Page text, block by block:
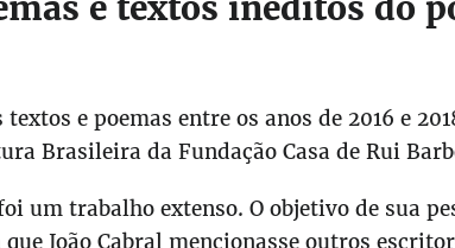
e poemas entre os anos de 2016 e
Brasileira da Fundação Casa de Rui
um trabalho extenso. O objetivo de sua
João Cabral mencionasse outros